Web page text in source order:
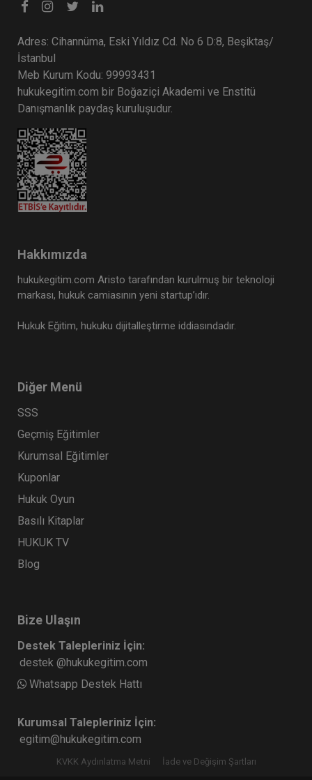
Adres: Cihannüma, Eski Yıldız Cd. No 6 D:8, Beşiktaş/
İstanbul
Meb Kurum Kodu: 99993431
hukukegitim.com bir Boğaziçi Akademi ve Enstitü
Danışmanlık paydaş kuruluşudur.
Hakkımızda
hukukegitim.com Aristo tarafından kurulmuş bir teknoloji
markası, hukuk camiasının yeni startup’ıdır.
Hukuk Eğitim, hukuku dijitalleştirme iddiasındadır.
Diğer Menü
SSS
Geçmiş Eğitimler
Kurumsal Eğitimler
Kuponlar
Hukuk Oyun
Basılı Kitaplar
HUKUK TV
Blog
Bize Ulaşın
Destek Talepleriniz İçin:
destek @hukukegitim.com
Whatsapp Destek Hattı
Kurumsal Talepleriniz İçin:
egitim@hukukegitim.com
KVKK Aydınlatma Metni İade ve Değişim Şartları